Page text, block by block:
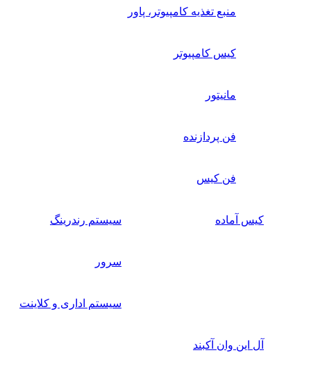
منبع تغذیه کامپیوتر، پاور
کیس کامپیوتر
مانیتور
فن پردازنده
فن کیس
کیس آماده سیستم رندرینگ
سرور
سیستم‌ اداری و کلاینت
آل این وان آکبند